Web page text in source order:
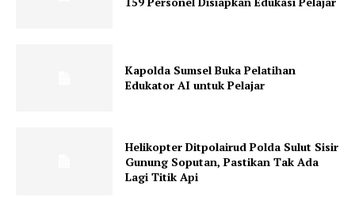
Kapolda Sumsel Buka Pelatihan
Edukator AI untuk Pelajar
Helikopter Ditpolairud Polda Sulut Sisir
Gunung Soputan, Pastikan Tak Ada
Lagi Titik Api